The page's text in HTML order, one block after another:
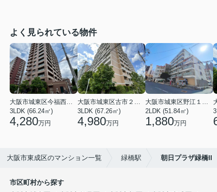
よく見られている物件
大阪市城東区今福西６丁目
3LDK (66.24㎡)
4,280万円
大阪市城東区古市２丁目
3LDK (67.26㎡)
4,980万円
大阪市城東区野江１丁目
2LDK (51.84㎡)
1,880万円
大阪市東成区のマンション一覧 緑橋駅 朝日プラザ緑橋II
市区町村から探す